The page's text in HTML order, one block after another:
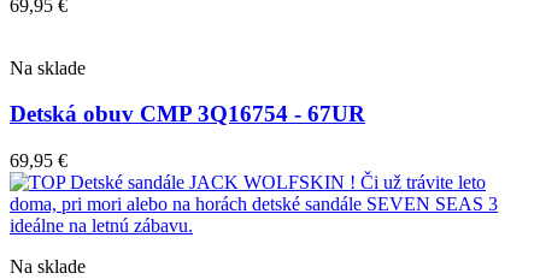
69,95 €
Na sklade
Detská obuv CMP 3Q16754 - 67UR
69,95 €
Na sklade